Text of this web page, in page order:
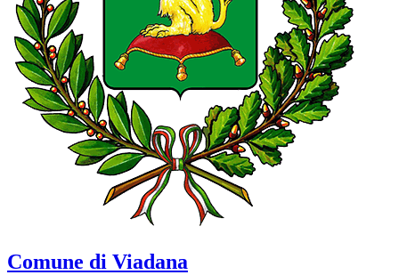
Comune di Viadana